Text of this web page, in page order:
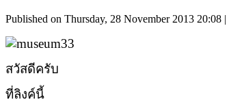
Published on Thursday, 28 November 2013 20:08 |
สวัสดีครับ
ที่ลิงค์นี้